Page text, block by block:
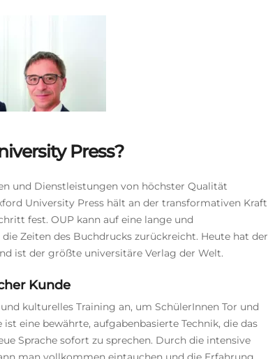
Press?
und Dienstleistungen von höchster Qualität
University Press hält an der transformativen Kraft
fest. OUP kann auf eine lange und
Zeiten des Buchdrucks zurückreicht. Heute hat der
ist der größte universitäre Verlag der Welt.
Kunde
kulturelles Training an, um SchülerInnen Tor und
eine bewährte, aufgabenbasierte Technik, die das
Sprache sofort zu sprechen. Durch die intensive